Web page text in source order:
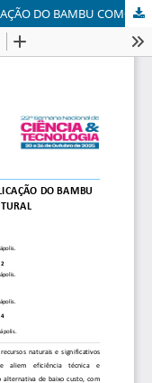
ANÁLISE BIBLIOGRÁFICA SOBRE A APLICAÇÃO DO BAMBU COMO MATERIAL ESTRUTURAL